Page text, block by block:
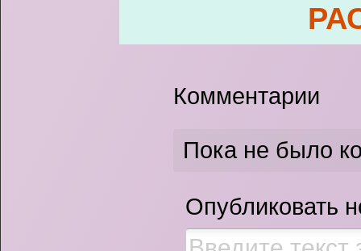
Комментарии
Пока не было
Опубликовать